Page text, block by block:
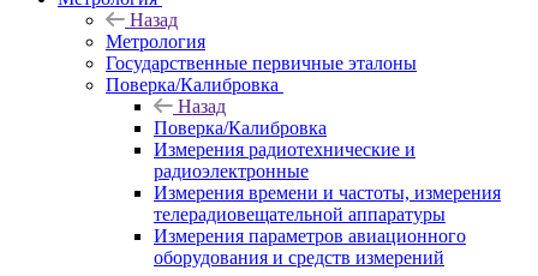
Назад
Метрология
Государственные первичные эталоны
Поверка/Калибровка
Назад
Поверка/Калибровка
Измерения радиотехнические и
радиоэлектронные
Измерения времени и частоты, измерения
телерадиовещательной аппаратуры
Измерения параметров авиационного
оборудования и средств измерений